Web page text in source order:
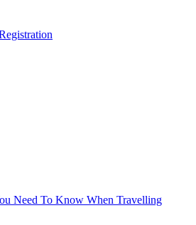
Need To Know When Travelling